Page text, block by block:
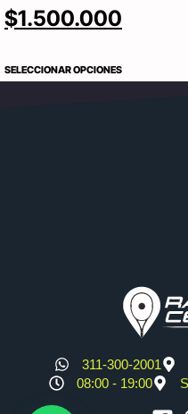
$1.500.000
SELECCIONAR OPCIONES
311-300-2001
08:00 - 19:00